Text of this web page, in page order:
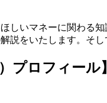
しいマネーに関わる
をいたします。そ
ロフィール】